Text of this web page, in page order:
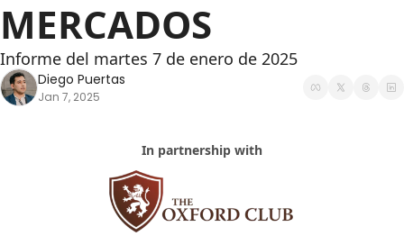
MERCADOS
Informe del martes 7 de enero de 2025
Diego Puertas
Jan 7, 2025
In partnership with